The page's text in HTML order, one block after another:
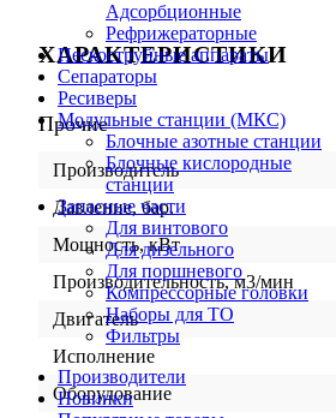
Адсорбционные
Рефрижераторные
Пескоструйные аппараты
Сепараторы
Ресиверы
Модульные станции (МКС)
Блочные азотные станции
Блочные кислородные
станции
Запасные части
Для винтового
Для дизельного
Для поршневого
Компрессорные головки
Наборы для ТО
Фильтры
Производители
Новинки
ХАРАКТЕРИСТИКИ
Прочие
Производитель
Давление, бар.
Мощность, кВт
Производительность, м3/мин
Двигатель
Исполнение
Оборудование